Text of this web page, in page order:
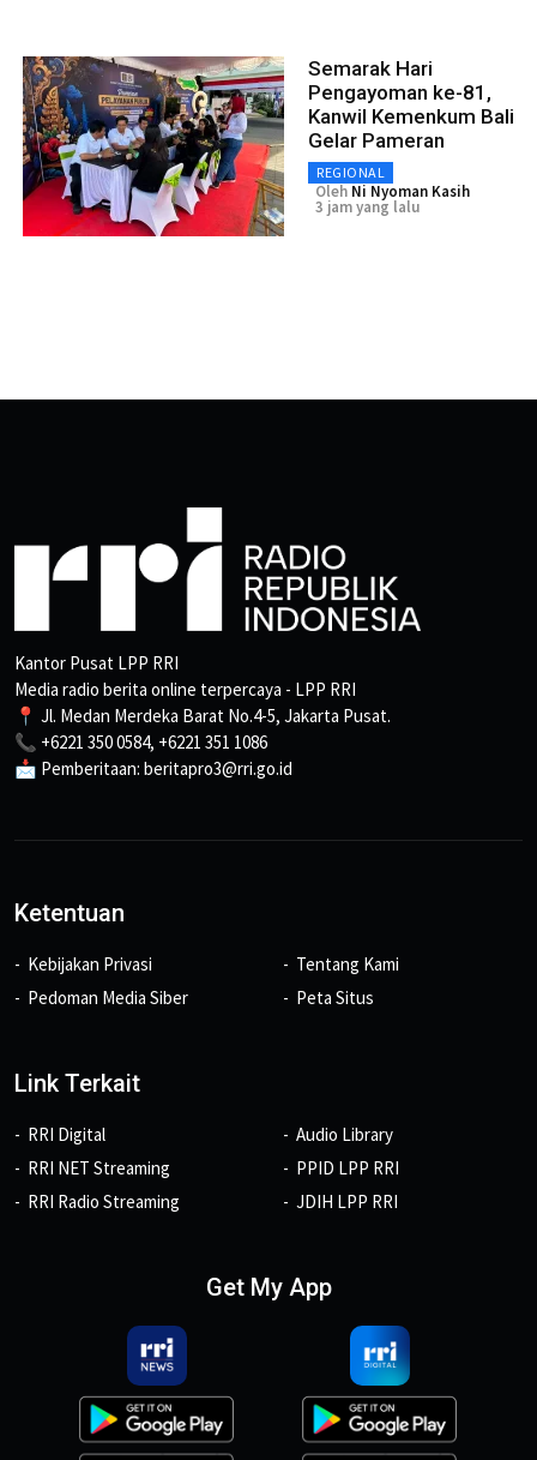
Semarak Hari
Pengayoman ke-81,
Kanwil Kemenkum Bali
Gelar Pameran
REGIONAL
Oleh Ni Nyoman Kasih
3 jam yang lalu
Kantor Pusat LPP RRI
Media radio berita online terpercaya - LPP RRI
📍 Jl. Medan Merdeka Barat No.4-5, Jakarta Pusat.
📞 +6221 350 0584, +6221 351 1086
📩 Pemberitaan: beritapro3@rri.go.id
Ketentuan
Kebijakan Privasi
Pedoman Media Siber
Tentang Kami
Peta Situs
Link Terkait
RRI Digital
RRI NET Streaming
RRI Radio Streaming
Audio Library
PPID LPP RRI
JDIH LPP RRI
Get My App